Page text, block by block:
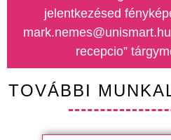
jelentkezésed
recepcio”
TOVÁBBI